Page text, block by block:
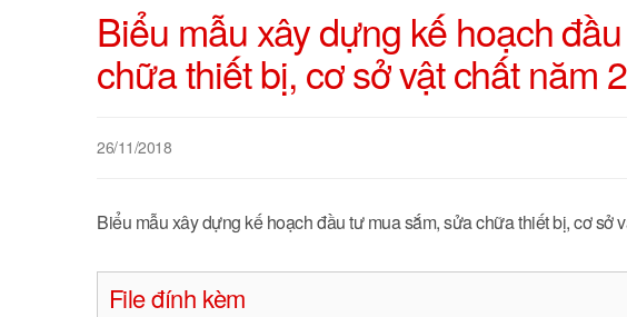
Biểu mẫu xây dựng kế hoạch
chữa thiết bị, cơ sở vật chất năm
26/11/2018
Biểu mẫu xây dựng kế hoạch đầu tư mua sắm, sửa chữa thiết bị, cơ sở
File đính kèm